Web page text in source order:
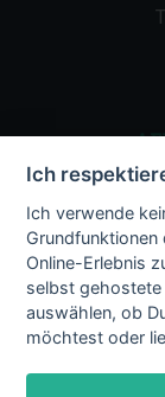
Ich
Ich verwende
Grundfunktionen
Online-Erlebnis
selbst gehostete
auswählen, ob
möchtest oder